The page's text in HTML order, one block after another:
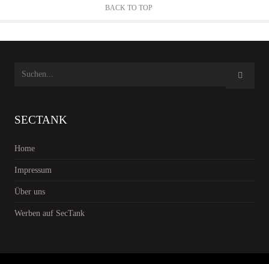
BACK TO TOP
SECTANK
Home
Impressum
Über uns
Werben auf SecTank